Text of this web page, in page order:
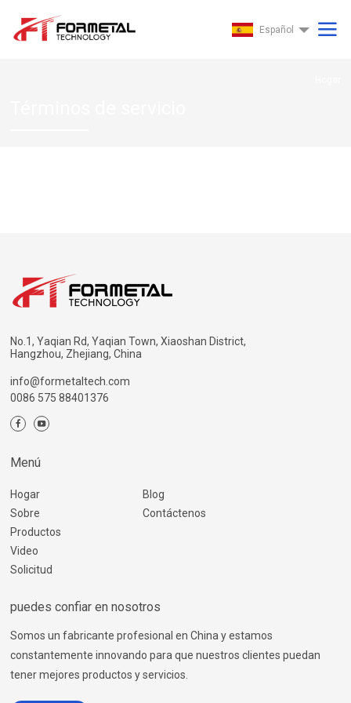
Español
No.1, Yaqian Rd, Yaqian Town, Xiaoshan District,
Hangzhou, Zhejiang, China
info@formetaltech.com
0086 575 88401376
Menú
Hogar
Sobre
Productos
Video
Solicitud
Blog
Contáctenos
puedes confiar en nosotros
Somos un fabricante profesional en China y estamos
constantemente innovando para que nuestros clientes puedan
tener mejores productos y servicios.